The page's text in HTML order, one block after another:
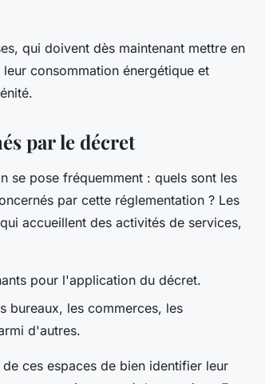
qui doivent dès maintenant mettre en
consommation énergétique et
par le décret
se pose fréquemment : quels sont les
par cette réglementation ? Les
accueillent des activités de services,
pour l'application du décret.
bureaux, les commerces, les
d'autres.
ces espaces de bien identifier leur